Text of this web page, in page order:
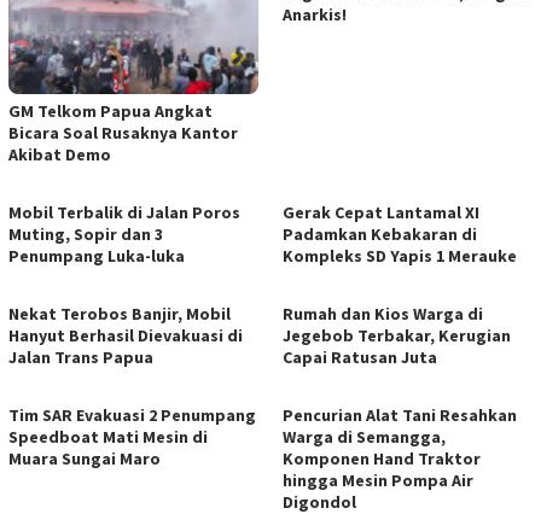
GM Telkom Papua Angkat
Bicara Soal Rusaknya Kantor
Akibat Demo
Anarkis!
Mobil Terbalik di Jalan Poros
Muting, Sopir dan 3
Penumpang Luka-luka
Gerak Cepat Lantamal XI
Padamkan Kebakaran di
Kompleks SD Yapis 1 Merauke
Nekat Terobos Banjir, Mobil
Hanyut Berhasil Dievakuasi di
Jalan Trans Papua
Rumah dan Kios Warga di
Jegebob Terbakar, Kerugian
Capai Ratusan Juta
Tim SAR Evakuasi 2 Penumpang
Speedboat Mati Mesin di
Muara Sungai Maro
Pencurian Alat Tani Resahkan
Warga di Semangga,
Komponen Hand Traktor
hingga Mesin Pompa Air
Digondol